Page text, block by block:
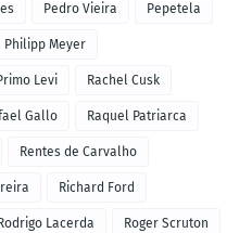
Pedro Vieira Pepetela
Philipp Meyer
Levi Rachel Cusk
Gallo Raquel Patriarca
Rentes de Carvalho
Richard Ford
Rodrigo Lacerda Roger Scruton